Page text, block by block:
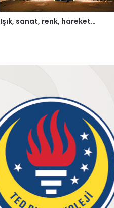
Işık, sanat, renk, hareket…